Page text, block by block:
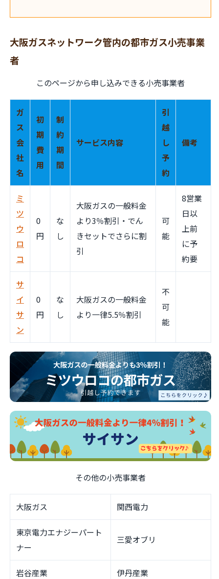
大阪ガスネットワーク管内の都市ガス小売事業
者
このページから申し込みできる小売事業者
ガ
ス
会
社
名
初
期
費
用
制
約
期
間
サービス内容
引
越
し
予
約
備考
ミ
ツ
ウ
ロ
コ
0
円
な
し
大阪ガスの一般料金
より3％割引・でん
きセットでさらに割
引
可
能
8営業
日以
上前
に予
約要
サ
イ
サ
ン
0
円
な
し
大阪ガスの一般料金
より一律5.5％割引
不
可
能
その他の小売事業者
大阪ガス 関西電力
東京電力エナジーパート
ナー
三愛オブリ
岩谷産業 伊丹産業